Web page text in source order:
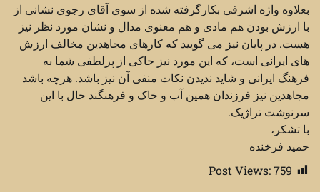
بعلاوه واژه اشرفی بکارگرفته شده از سوی آقای رجوی نشانی از
با ارزش بودن هم مادی و هم معنوی مدال و نشان مورد نظر نیز
هست. در پایان نیز می گویید که کارهای مجاهدین مخالف ارزش
های ایرانی است، که این مورد نیز حاکی از پرلطفی شما به
فرهنگ ایرانی و شاید ندیدن نکات منفی آن نیز باشد. هرچه باشد
مجاهدین نیز فرزندان همین آب و خاک و فرهنگند حال با این
سرنوشت تراژیک.
با تشکر،
حمید فرخنده
Post Views:759